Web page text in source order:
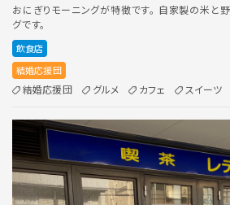
おにぎりモーニングが特徴です。 自家製の米と
グです。
飲食店
結婚応援団
結婚応援団 グルメ カフェ スイーツ